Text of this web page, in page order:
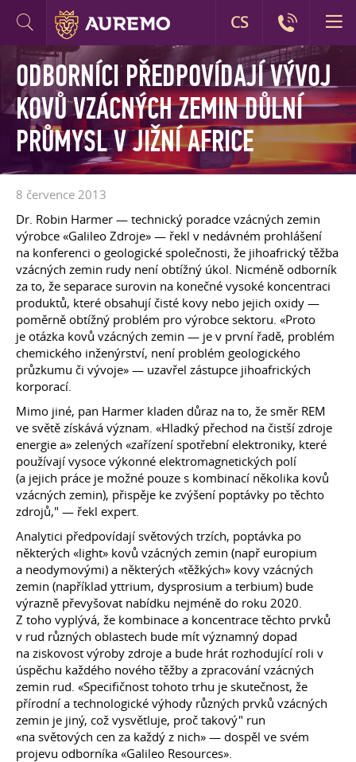
ODBORNÍCI PŘEDPOVÍDAJÍ VÝVOJ
KOVŮ VZÁCNÝCH ZEMIN DŮLNÍ
PRŮMYSL V JIŽNÍ AFRICE
8 července 2013
Dr. Robin Harmer — technický poradce vzácných zemin
výrobce «Galileo Zdroje» — řekl v nedávném prohlášení
na konferenci o geologické společnosti, že jihoafrický těžba
vzácných zemin rudy není obtížný úkol. Nicméně odborník
za to, že separace surovin na konečné vysoké koncentraci
produktů, které obsahují čisté kovy nebo jejich oxidy —
poměrně obtížný problém pro výrobce sektoru. «Proto
je otázka kovů vzácných zemin — je v první řadě, problém
chemického inženýrství, není problém geologického
průzkumu či vývoje» — uzavřel zástupce jihoafrických
korporací.
Mimo jiné, pan Harmer kladen důraz na to, že směr REM
ve světě získává význam. «Hladký přechod na čistší zdroje
energie a» zelených «zařízení spotřební elektroniky, které
používají vysoce výkonné elektromagnetických polí
(a jejich práce je možné pouze s kombinací několika kovů
vzácných zemin), přispěje ke zvýšení poptávky po těchto
zdrojů," — řekl expert.
Analytici předpovídají světových trzích, poptávka po
některých «light» kovů vzácných zemin (např europium
a neodymovými) a některých «těžkých» kovy vzácných
zemin (například yttrium, dysprosium a terbium) bude
výrazně převyšovat nabídku nejméně do roku 2020.
Z toho vyplývá, že kombinace a koncentrace těchto prvků
v rud různých oblastech bude mít významný dopad
na ziskovost výroby zdroje a bude hrát rozhodující roli v
úspěchu každého nového těžby a zpracování vzácných
zemin rud. «Specifičnost tohoto trhu je skutečnost, že
přírodní a technologické výhody různých prvků vzácných
zemin je jiný, což vysvětluje, proč takový" run
«na světových cen za každý z nich» — dospěl ve svém
projevu odborníka «Galileo Resources».
CS